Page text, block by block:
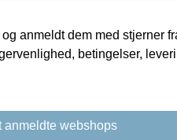
anmeldt dem med stjerner
betingelser,
anmeldte webshops